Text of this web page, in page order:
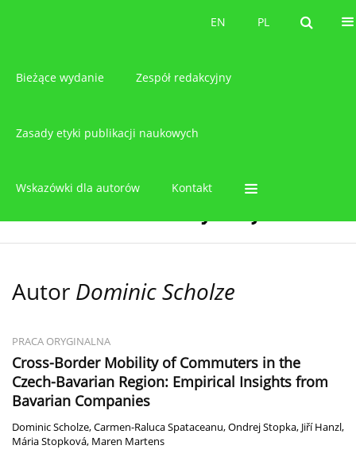
PL
EN PL
EN
Bieżące wydanie Zespół redakcyjny
Zasady etyki publikacji naukowych
Wskazówki dla autorów Kontakt
Autor Dominic Scholze
PRACA ORYGINALNA
Cross-Border Mobility of Commuters in the
Czech-Bavarian Region: Empirical Insights from
Bavarian Companies
Dominic Scholze,Carmen-Raluca Spataceanu,Ondrej Stopka, Jiří Hanzl,
Mária Stopková, Maren Martens